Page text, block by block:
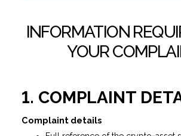
INFORMATION
YOUR
1. COMPLAINT
Complaint details